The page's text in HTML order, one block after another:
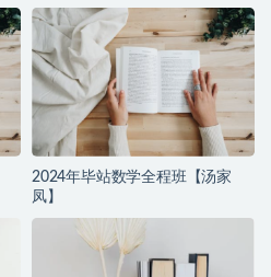
2024年毕站数学全程班【汤家
凤】